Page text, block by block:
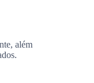
além